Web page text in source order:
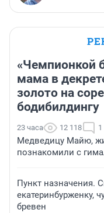
«Чемпионкой
мама в
золото на
бодибилдингу
23 часа 12 118 1
Медведицу Майю,
познакомили с
Пункт назначения.
екатеринбурженку,
бревен